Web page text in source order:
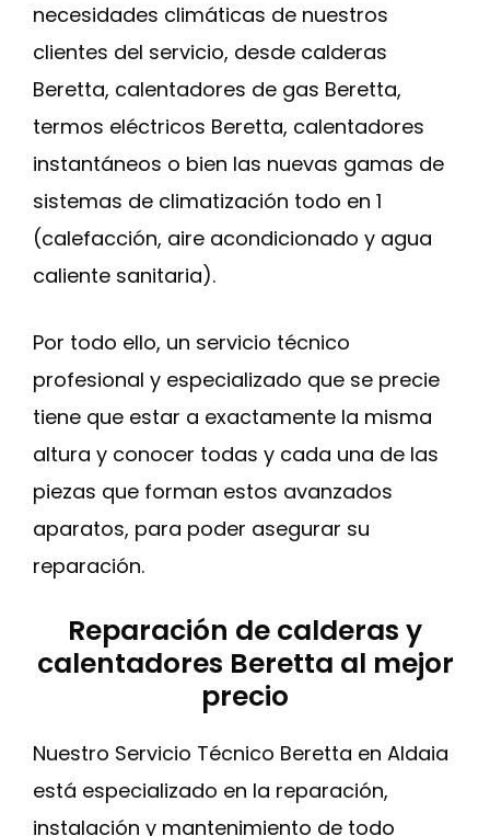
necesidades climáticas de nuestros
clientes del servicio, desde calderas
Beretta, calentadores de gas Beretta,
termos eléctricos Beretta, calentadores
instantáneos o bien las nuevas gamas de
sistemas de climatización todo en 1
(calefacción, aire acondicionado y agua
caliente sanitaria).
Por todo ello, un servicio técnico
profesional y especializado que se precie
tiene que estar a exactamente la misma
altura y conocer todas y cada una de las
piezas que forman estos avanzados
aparatos, para poder asegurar su
reparación.
Reparación de calderas y
calentadores Beretta al mejor
precio
Nuestro Servicio Técnico Beretta en Aldaia
está especializado en la reparación,
instalación y mantenimiento de todo